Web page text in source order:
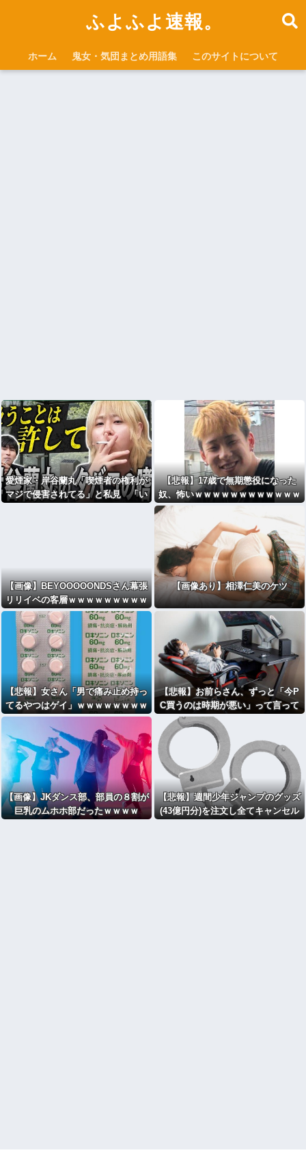
ふよふよ速報。
ホーム 鬼女・気団まとめ用語集 このサイトについて
愛煙家・岸谷蘭丸「喫煙者の権利が
マジで侵害されてる」と私見 「い
【悲報】17歳で無期懲役になった
奴、怖いｗｗｗｗｗｗｗｗｗｗｗｗ
【画像】BEYOOOOONDSさん幕張
リリイベの客層ｗｗｗｗｗｗｗｗｗ
ｗｗｗｗｗｗｗｗｗｗｗｗｗｗｗｗ
ｗｗｗｗｗｗｗｗｗｗｗｗｗｗｗｗ
【画像あり】相澤仁美のケツ
【悲報】女さん「男で痛み止め持っ
てるやつはゲイ」ｗｗｗｗｗｗｗｗ
ｗｗ
【悲報】お前らさん、ずっと「今P
C買うのは時期が悪い」って言って
ないか？・・・・・・・・・
【画像】JKダンス部、部員の８割が
巨乳のムホホ部だったｗｗｗｗ
【悲報】週間少年ジャンプのグッズ
(43億円分)を注文し全てキャンセル